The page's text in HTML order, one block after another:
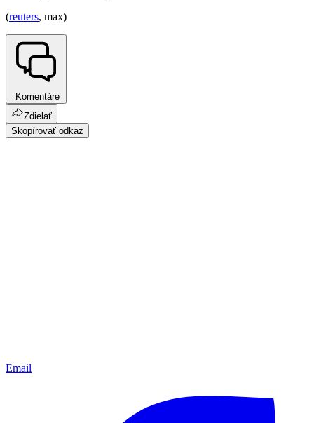
(reuters, max)
Komentáre
Zdielať
Skopírovať odkaz
Email